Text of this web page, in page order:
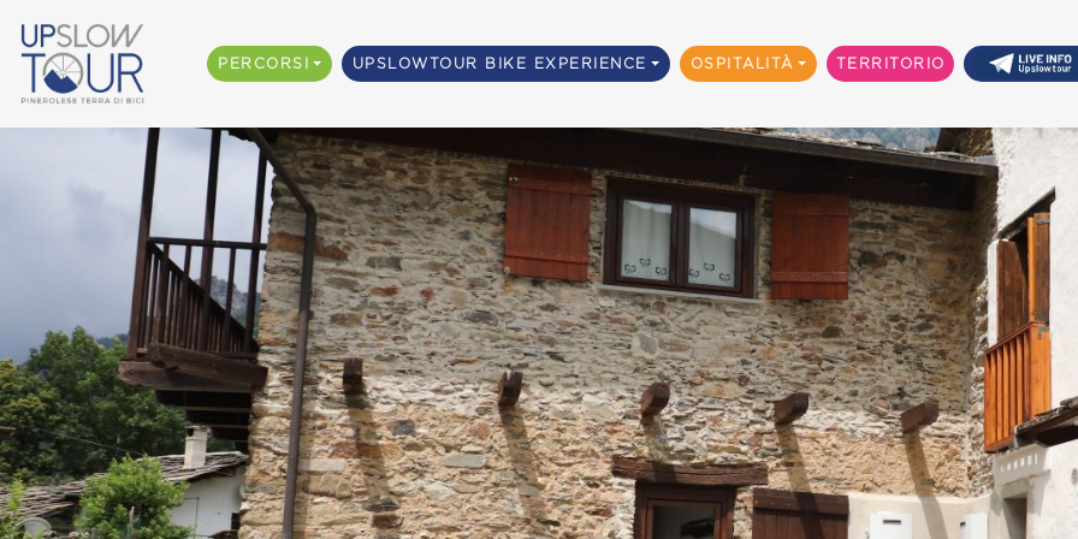
PERCORSI UPSLOWTOUR BIKE EXPERIENCE OSPITALITÀ TERRITORIO